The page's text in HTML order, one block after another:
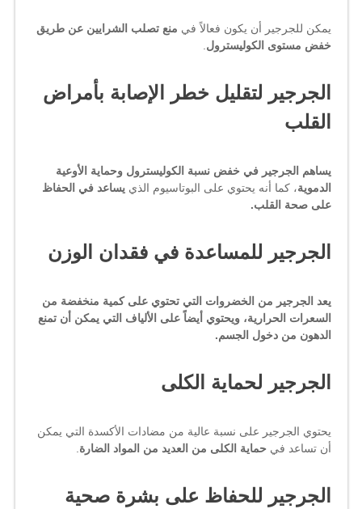
يمكن للجرجير أن يكون فعالاً في منع تصلب الشرايين عن طريق
خفض مستوى الكوليسترول
الجرجير لتقليل خطر الإصابة بأمراض
القلب
يساهم الجرجير في خفض نسبة الكوليسترول وحماية الأوعية
الدموية، كما أنه يحتوي على البوتاسيوم الذي يساعد في الحفاظ
على صحة القلب.
الجرجير للمساعدة في فقدان الوزن
يعد الجرجير من الخضروات التي تحتوي على كمية منخفضة من
السعرات الحرارية، ويحتوي أيضاً على الألياف التي يمكن أن تمنع
الدهون من دخول الجسم.
الجرجير لحماية الكلى
يحتوي الجرجير على نسبة عالية من مضادات الأكسدة التي يمكن
أن تساعد في حماية الكلى من العديد من المواد الضارة
الجرجير للحفاظ على بشرة صحية